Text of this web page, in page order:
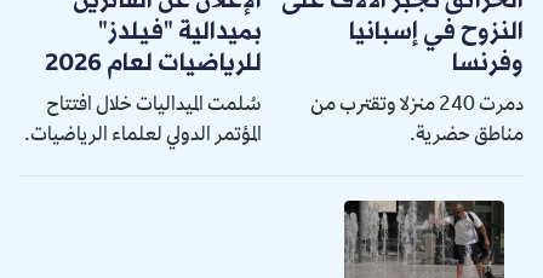
النزوح في إسبانيا
وفرنسا
دمرت 240 منزلا وتقترب من
مناطق حضرية.
بميدالية "فيلدز"
للرياضيات لعام 2026
سُلمت الميداليات خلال افتتاح
المؤتمر الدولي لعلماء الرياضيات.